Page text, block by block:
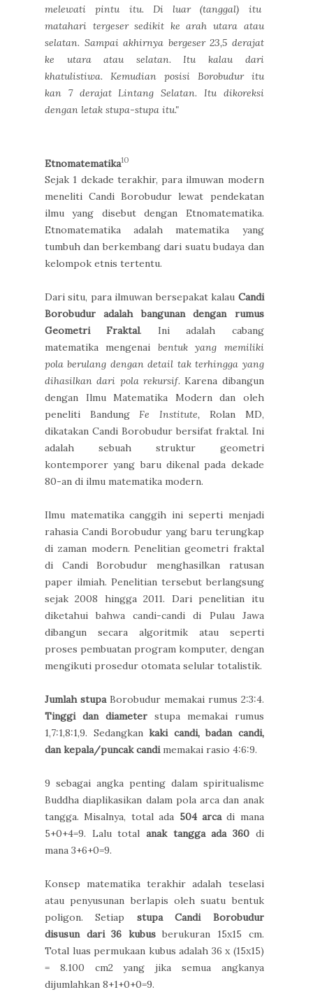
melewati pintu itu. Di luar (tanggal) itu
matahari tergeser sedikit ke arah utara atau
selatan. Sampai akhirnya bergeser 23,5 derajat
ke utara atau selatan. Itu kalau dari
khatulistiwa. Kemudian posisi Borobudur itu
kan 7 derajat Lintang Selatan. Itu dikoreksi
dengan letak stupa-stupa itu."
Etnomatematika10
Sejak 1 dekade terakhir, para ilmuwan modern
meneliti Candi Borobudur lewat pendekatan
ilmu yang disebut dengan Etnomatematika.
Etnomatematika adalah matematika yang
tumbuh dan berkembang dari suatu budaya dan
kelompok etnis tertentu.
Dari situ, para ilmuwan bersepakat kalau Candi
Borobudur adalah bangunan dengan rumus
Geometri Fraktal. Ini adalah cabang
matematika mengenai bentuk yang memiliki
pola berulang dengan detail tak terhingga yang
dihasilkan dari pola rekursif. Karena dibangun
dengan Ilmu Matematika Modern dan oleh
peneliti BandungFe Institute, Rolan MD,
dikatakan Candi Borobudur bersifat fraktal. Ini
adalah sebuah struktur geometri
kontemporer yang baru dikenal pada dekade
80-an di ilmu matematika modern.
Ilmu matematika canggih ini seperti menjadi
rahasia Candi Borobudur yang baru terungkap
di zaman modern. Penelitian geometri fraktal
di Candi Borobudur menghasilkan ratusan
paper ilmiah. Penelitian tersebut berlangsung
sejak 2008 hingga 2011. Dari penelitian itu
diketahui bahwa candi-candi di Pulau Jawa
dibangun secara algoritmik atau seperti
proses pembuatan program komputer, dengan
mengikuti prosedur otomata selular totalistik.
Jumlah stupaBorobudur memakai rumus 2:3:4.
Tinggi dan diameterstupa memakai rumus
1,7:1,8:1,9. Sedangkankaki candi, badan candi,
dan kepala/puncak candimemakai rasio 4:6:9.
9 sebagai angka penting dalam spiritualisme
Buddha diaplikasikan dalam pola arca dan anak
tangga. Misalnya, total ada 504 arcadi mana
5+0+4=9. Lalu total anak tangga ada 360di
mana 3+6+0=9.
Konsep matematika terakhir adalah teselasi
atau penyusunan berlapis oleh suatu bentuk
poligon. Setiap stupa Candi Borobudur
disusun dari 36 kubusberukuran 15x15 cm.
Total luas permukaan kubus adalah 36 x (15x15)
= 8.100 cm2 yang jika semua angkanya
dijumlahkan 8+1+0+0=9.